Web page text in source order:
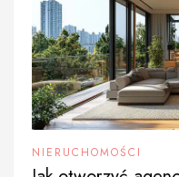
NIERUCHOMOŚCI